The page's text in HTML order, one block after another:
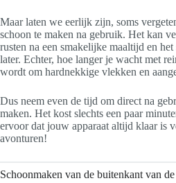
Maar laten we eerlijk zijn, soms
schoon te maken na gebruik. Het kan
rusten na een smakelijke maaltijd en
later. Echter, hoe langer je wacht met
wordt om hardnekkige vlekken en
Dus neem even de tijd om direct na
maken. Het kost slechts een paar
ervoor dat jouw apparaat altijd klaar is
avonturen!
Schoonmaken van de buitenkant van